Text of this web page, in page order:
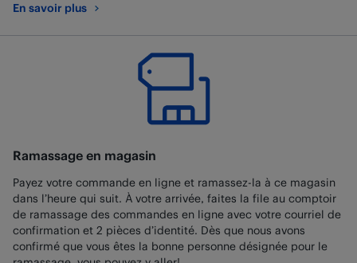
En savoir plus
au sujet de Best Buy Mobile
Ramassage en magasin
Payez votre commande en ligne et ramassez-la à ce magasin
dans l’heure qui suit. À votre arrivée, faites la file au comptoir
de ramassage des commandes en ligne avec votre courriel de
confirmation et 2 pièces d’identité. Dès que nous avons
confirmé que vous êtes la bonne personne désignée pour le